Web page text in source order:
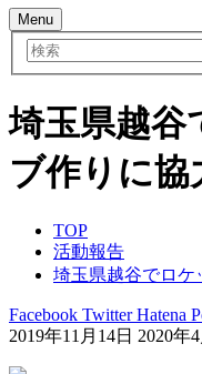
Menu
検
索
埼玉県越谷
ブ作りに協
TOP
活動報告
埼玉県越谷でロケ
Facebook TwitterHatena
2019年11月14日 2020年